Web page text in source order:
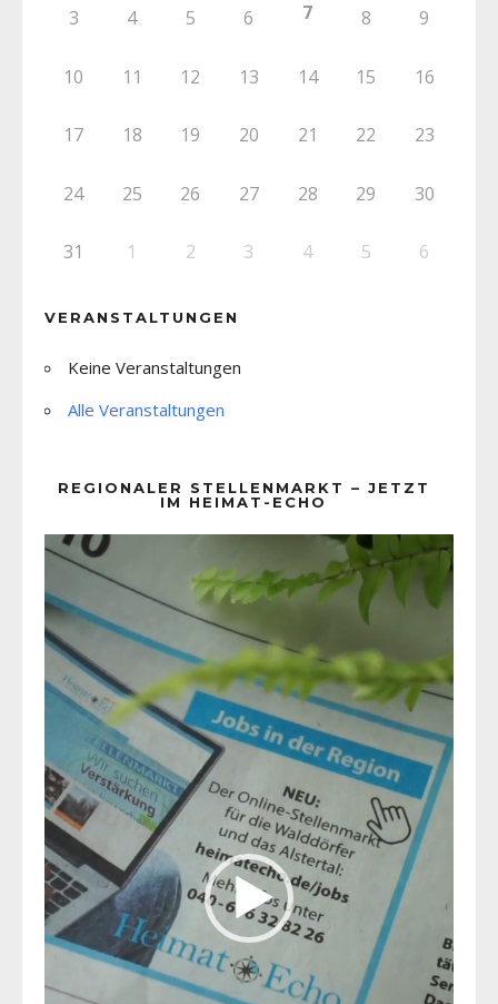
3 4 5 6 7 8 9
10 11 12 13 14 15 16
17 18 19 20 21 22 23
24 25 26 27 28 29 30
31 1 2 3 4 5 6
VERANSTALTUNGEN
Keine Veranstaltungen
Alle Veranstaltungen
REGIONALER STELLENMARKT – JETZT
IM HEIMAT-ECHO
Player